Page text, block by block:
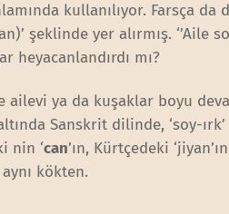
kullanılıyor. Farsça da
şeklinde yer alırmış. ‘’Aile
heyacanlandırdı mı?
ailevi ya da kuşaklar boyu
Sanskrit dilinde, ‘soy-ırk’
nin ‘can’ın, Kürtçedeki ‘jiyan’ın
kökten.